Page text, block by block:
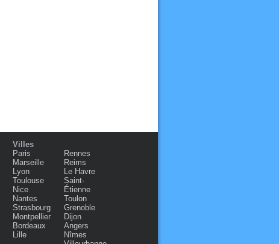
Villes
Paris
Marseille
Lyon
Toulouse
Nice
Nantes
Strasbourg
Montpellier
Bordeaux
Lille
Rennes
Reims
Le Havre
Saint-
Étienne
Toulon
Grenoble
Dijon
Angers
Nîmes